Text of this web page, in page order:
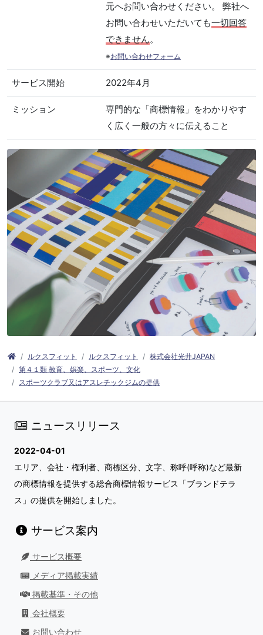
元へお問い合わせください。 弊社へ
お問い合わせいただいても一切回答
できません。
※お問い合わせフォーム
サービス開始 2022年4月
ミッション
専門的な「商標情報」をわかりやす
く広く一般の方々に伝えること
ルクスフィット ルクスフィット
株式会社光井JAPAN
第４１類 教育、娯楽、スポーツ、文化
スポーツクラブ又はアスレチックジムの提供
ニュースリリース
2022-04-01
エリア、会社・権利者、商標区分、文字、称呼(呼称)など最新
の商標情報を提供する総合商標情報サービス「ブランドテラ
ス」の提供を開始しました。
サービス案内
サービス概要
メディア掲載実績
掲載基準・その他
会社概要
お問い合わせ